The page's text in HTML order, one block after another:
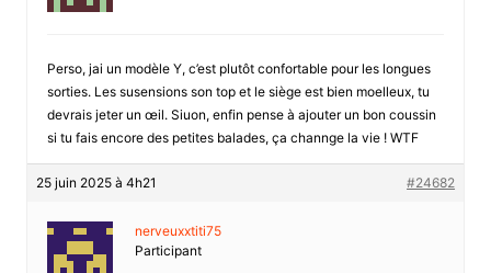
Perso, jai un modèle Y, c’est plutôt confortable pour les longues
sorties. Les susensions son top et le siège est bien moelleux, tu
devrais jeter un œil. Siuon, enfin pense à ajouter un bon coussin
si tu fais encore des petites balades, ça channge la vie ! WTF
25 juin 2025 à 4h21 #24682
nerveuxxtiti75
Participant